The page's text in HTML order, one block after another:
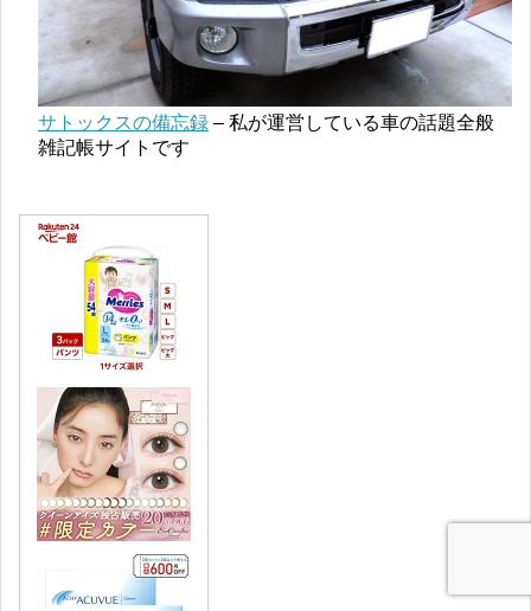
サトックスの備忘録 – 私が運営している車の話題全般
雑記帳サイトです